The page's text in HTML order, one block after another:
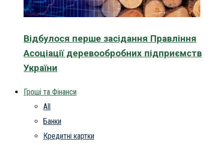
Відбулося перше засідання Правління
Асоціації деревообробних підприємств
України
Гроші та Фінанси
All
Банки
Кредитні картки